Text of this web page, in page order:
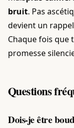
bruit. Pas
devient un
Chaque fois que
promesse
Questions
Dois-je être